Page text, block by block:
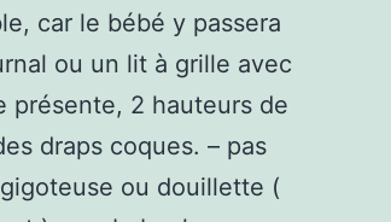
car le bébé y passera
ou un lit à grille avec
présente, 2 hauteurs de
draps coques. – pas
ou douillette (